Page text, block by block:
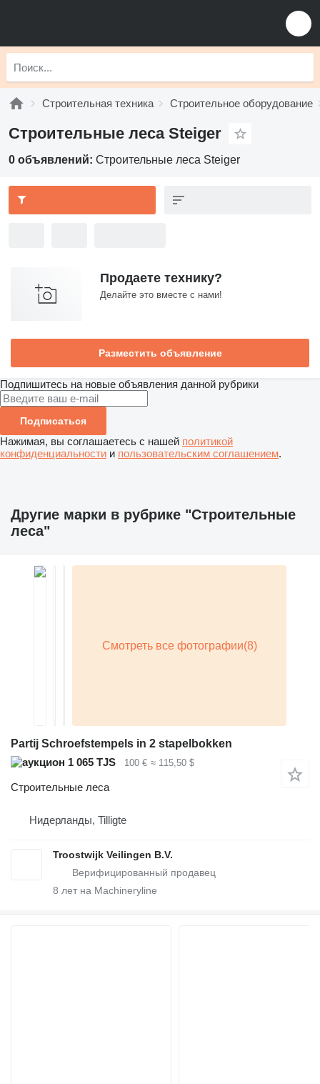
Строительная техника Строительное оборудование
Строительные леса Steiger
0 объявлений: Строительные леса Steiger
Продаете технику?
Делайте это вместе с нами!
Разместить объявление
Подпишитесь на новые объявления данной рубрики
Подписаться
Нажимая, вы соглашаетесь с нашей политикой
конфиденциальности и пользовательским соглашением.
Другие марки в рубрике "Строительные
леса"
Partij Schroefstempels in 2 stapelbokken
1 065 TJS
100 € ≈ 115,50 $
Строительные леса
Нидерланды, Tilligte
Troostwijk Veilingen B.V.
8 лет на Machineryline